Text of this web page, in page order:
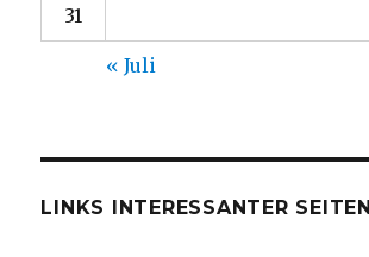
31
« Juli
LINKS INTERESSANTER SEITEN